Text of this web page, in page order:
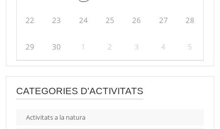
22 23 24 25 26 27 28
29 30 1 2 3 4 5
CATEGORIES D'ACTIVITATS
Activitats a la natura